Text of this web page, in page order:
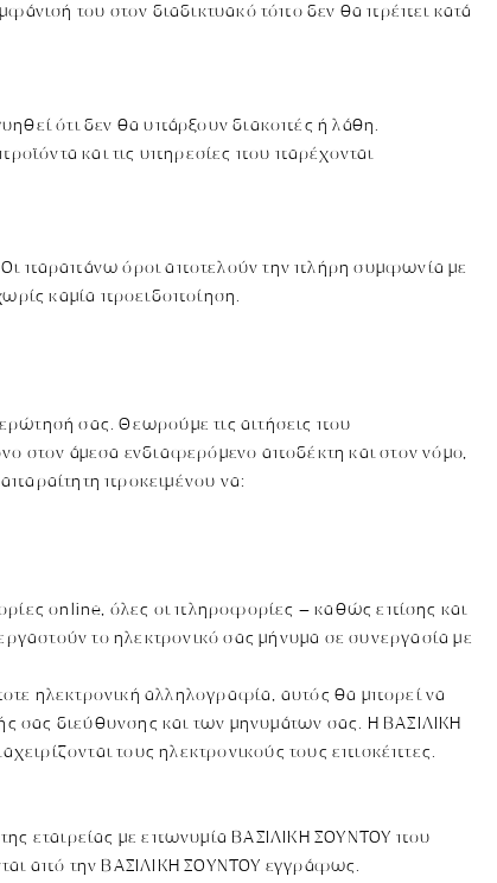
του στον διαδικτυακό τόπο δεν θα πρέπει κατά
ότι δεν θα υπάρξουν διακοπές ή λάθη.
και τις υπηρεσίες που παρέχονται
παραπάνω όροι αποτελούν την πλήρη συμφωνία με
καμία προειδοποίηση.
σας. Θεωρούμε τις αιτήσεις που
στον άμεσα ενδιαφερόμενο αποδέκτη και στον νόμο,
προκειμένου να:
online, όλες οι πληροφορίες – καθώς επίσης και
το ηλεκτρονικό σας μήνυμα σε συνεργασία με
ηλεκτρονική αλληλογραφία, αυτός θα μπορεί να
σας διεύθυνσης και των μηνυμάτων σας. Η ΒΑΣΙΛΙΚΗ
τους ηλεκτρονικούς τους επισκέπτες.
εταιρείας με επωνυμία ΒΑΣΙΛΙΚΗ ΣΟΥΝΤΟΥ που
από την ΒΑΣΙΛΙΚΗ ΣΟΥΝΤΟΥ εγγράφως.